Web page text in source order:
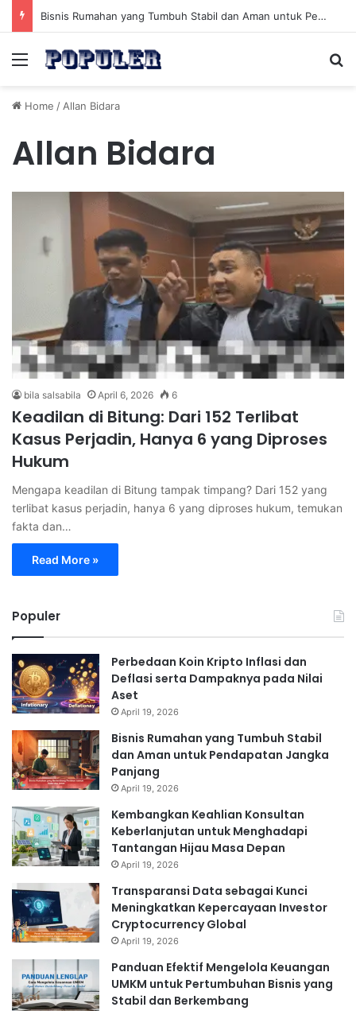
Bisnis Rumahan yang Tumbuh Stabil dan Aman untuk Pendapatan Jangka Panjang
Menu
Home / Allan Bidara
Allan Bidara
bila salsabila April 6, 2026 6
Keadilan di Bitung: Dari 152 Terlibat
Kasus Perjadin, Hanya 6 yang Diproses
Hukum
Mengapa keadilan di Bitung tampak timpang? Dari 152 yang
terlibat kasus perjadin, hanya 6 yang diproses hukum, temukan
fakta dan…
Read More »
Populer
Perbedaan Koin Kripto Inflasi dan
Deflasi serta Dampaknya pada Nilai
Aset
April 19, 2026
Bisnis Rumahan yang Tumbuh Stabil
dan Aman untuk Pendapatan Jangka
Panjang
April 19, 2026
Kembangkan Keahlian Konsultan
Keberlanjutan untuk Menghadapi
Tantangan Hijau Masa Depan
April 19, 2026
Transparansi Data sebagai Kunci
Meningkatkan Kepercayaan Investor
Cryptocurrency Global
April 19, 2026
Panduan Efektif Mengelola Keuangan
UMKM untuk Pertumbuhan Bisnis yang
Stabil dan Berkembang